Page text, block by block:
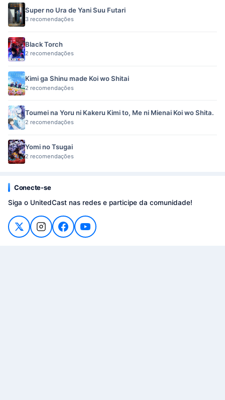
Super no Ura de Yani Suu Futari
3 recomendações
Black Torch
2 recomendações
Kimi ga Shinu made Koi wo Shitai
2 recomendações
Toumei na Yoru ni Kakeru Kimi to, Me ni Mienai Koi wo Shita.
2 recomendações
Yomi no Tsugai
2 recomendações
Conecte-se
Siga o UnitedCast nas redes e participe da comunidade!